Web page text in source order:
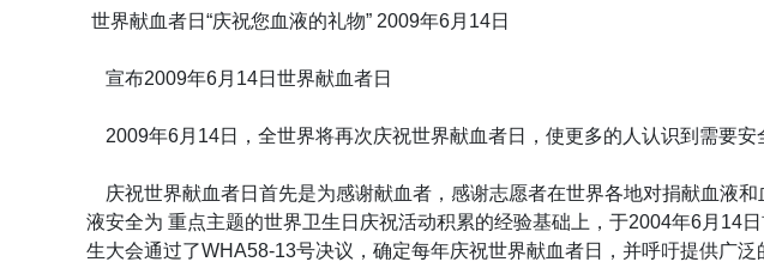
世界献血者日“庆祝您血液的礼物” 2009年6月14日
宣布2009年6月14日世界献血者日
2009年6月14日，全世界将再次庆祝世界献血者日，使更多的人认识到需要安
庆祝世界献血者日首先是为感谢献血者，感谢志愿者在世界各地对捐献血液
液安全为 重点主题的世界卫生日庆祝活动积累的经验基础上，于2004年6月14
生大会通过了WHA58-13号决议，确定每年庆祝世界献血者日，并呼吁提供广